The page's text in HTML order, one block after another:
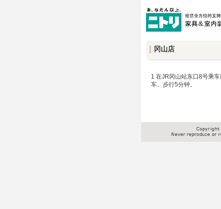
冈山店
1 在JR冈山站东口8号乘
车、步行5分钟。